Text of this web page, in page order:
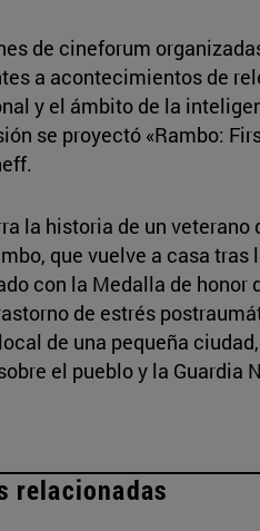
de cineforum
a acontecimientos de
y el ámbito de la
se proyectó «Rambo:
la historia de un
que vuelve a casa tras
con la Medalla de honor
de estrés
de una pequeña
el pueblo y la Guardia
relacionadas